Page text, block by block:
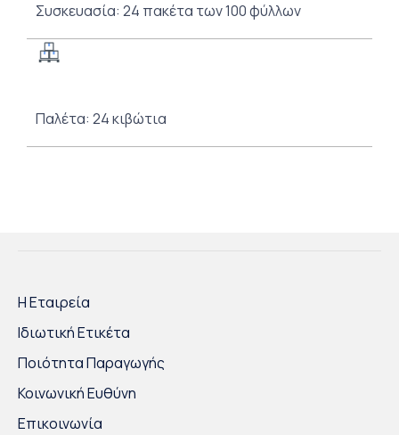
Συσκευασία: 24 πακέτα των 100 φύλλων
Παλέτα: 24 κιβώτια
Η Εταιρεία
Ιδιωτική Ετικέτα
Ποιότητα Παραγωγής
Κοινωνική Ευθύνη
Επικοινωνία